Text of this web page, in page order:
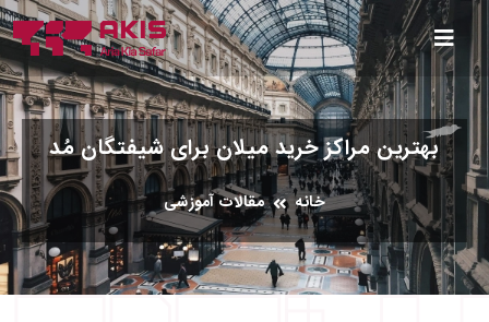
بهترین مراکز خرید میلان برای شیفتگان مُد
خانه مقالات آموزشی